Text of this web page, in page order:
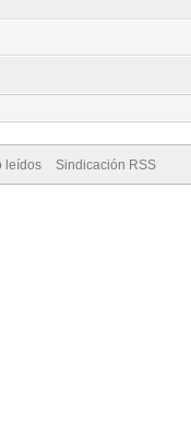
leídos Sindicación RSS